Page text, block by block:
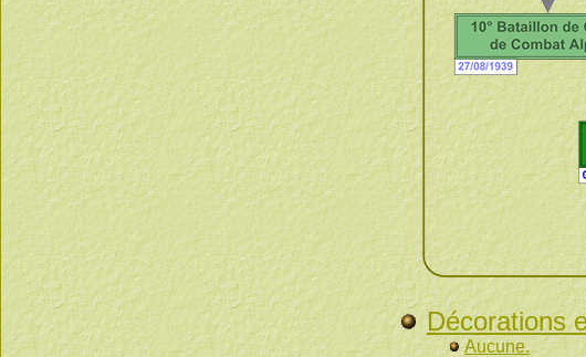
Décorations
Aucune.